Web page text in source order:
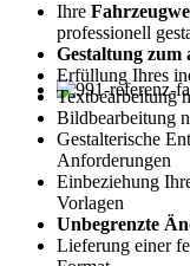
Ihre
professionell
Gestaltung zum
Erfüllung Ihres
Textbearbeitung
Bildbearbeitung
Gestalterische
Anforderungen
Einbeziehung
Vorlagen
Unbegrenzte
Lieferung einer